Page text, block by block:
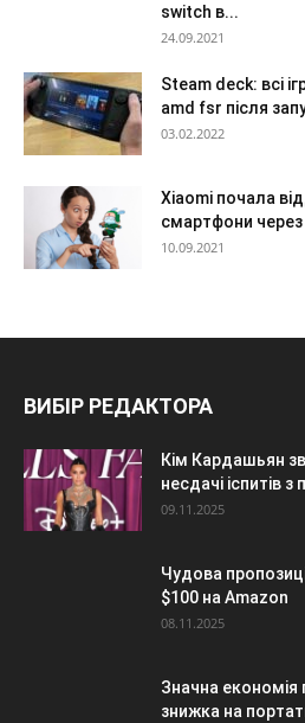
switch в...
24.09.2021
Steam deck: всі
amd fsr після
03.02.2022
Xiaomi почала
смартфони через
10.09.2021
ВИБІР РЕДАКТОРА
Кім Кардашьян
несдачі іспитів з
09.11.2025
Чудова
$100 на Amazon
08.11.2025
Значна економія
знижка на